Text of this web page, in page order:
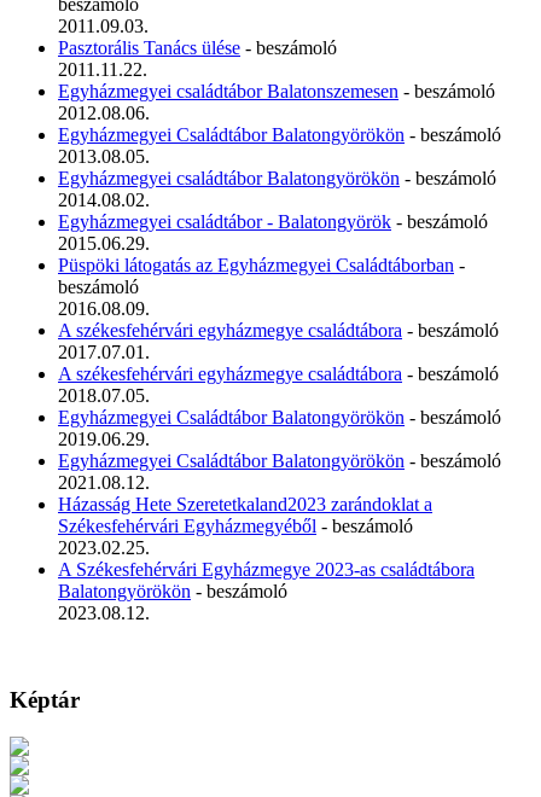
2011.09.03.
Pasztorális Tanács ülése - beszámoló
2011.11.22.
Egyházmegyei családtábor Balatonszemesen - beszámoló
2012.08.06.
Egyházmegyei Családtábor Balatongyörökön - beszámoló
2013.08.05.
Egyházmegyei családtábor Balatongyörökön - beszámoló
2014.08.02.
Egyházmegyei családtábor - Balatongyörök - beszámoló
2015.06.29.
Püspöki látogatás az Egyházmegyei Családtáborban -
beszámoló
2016.08.09.
A székesfehérvári egyházmegye családtábora - beszámoló
2017.07.01.
A székesfehérvári egyházmegye családtábora - beszámoló
2018.07.05.
Egyházmegyei Családtábor Balatongyörökön - beszámoló
2019.06.29.
Egyházmegyei Családtábor Balatongyörökön - beszámoló
2021.08.12.
Házasság Hete Szeretetkaland2023 zarándoklat a
Székesfehérvári Egyházmegyéből - beszámoló
2023.02.25.
A Székesfehérvári Egyházmegye 2023-as családtábora
Balatongyörökön - beszámoló
2023.08.12.
Képtár